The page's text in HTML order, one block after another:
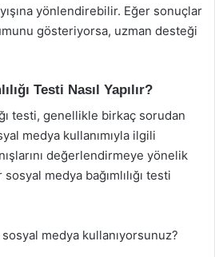
yönlendirebilir. Eğer sonuçlar
gösteriyorsa, uzman desteği
Testi Nasıl Yapılır?
testi, genellikle birkaç sorudan
medya kullanımıyla ilgili
değerlendirmeye yönelik
medya bağımlılığı testi
medya kullanıyorsunuz?